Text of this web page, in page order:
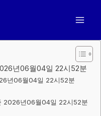
년06월04일 22시52분
년06월04일 22시52분
2026년06월04일 22시52분